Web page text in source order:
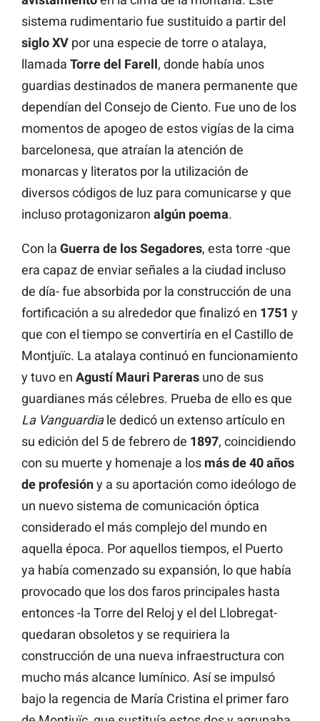
sistema rudimentario fue sustituido a partir del
sigloXV por una especie de torre o atalaya,
llamada Torre del Farell, donde había unos
guardias destinados de manera permanente que
dependían del Consejo de Ciento. Fue uno de los
momentos de apogeo de estos vigías de la cima
barcelonesa, que atraían la atención de
monarcas y literatos por la utilización de
diversos códigos de luz para comunicarse y que
incluso protagonizaron algún poema.
Con la Guerra de los Segadores, esta torre -que
era capaz de enviar señales a la ciudad incluso
de día- fue absorbida por la construcción de una
fortificación a su alrededor que finalizó en 1751 y
que con el tiempo se convertiría en el Castillo de
Montjuïc. La atalaya continuó en funcionamiento
y tuvo en Agustí Mauri Pareras uno de sus
guardianes más célebres. Prueba de ello es que
La Vanguardiale dedicó un extenso artículo en
su edición del 5 de febrero de 1897, coincidiendo
con su muerte y homenaje a los más de 40 años
de profesióny a su aportación como ideólogo de
un nuevo sistema de comunicación óptica
considerado el más complejo del mundo en
aquella época. Por aquellos tiempos, el Puerto
ya había comenzado su expansión, lo que había
provocado que los dos faros principales hasta
entonces -la Torre del Reloj y el del Llobregat-
quedaran obsoletos y se requiriera la
construcción de una nueva infraestructura con
mucho más alcance lumínico. Así se impulsó
bajo la regencia de María Cristina el primer faro